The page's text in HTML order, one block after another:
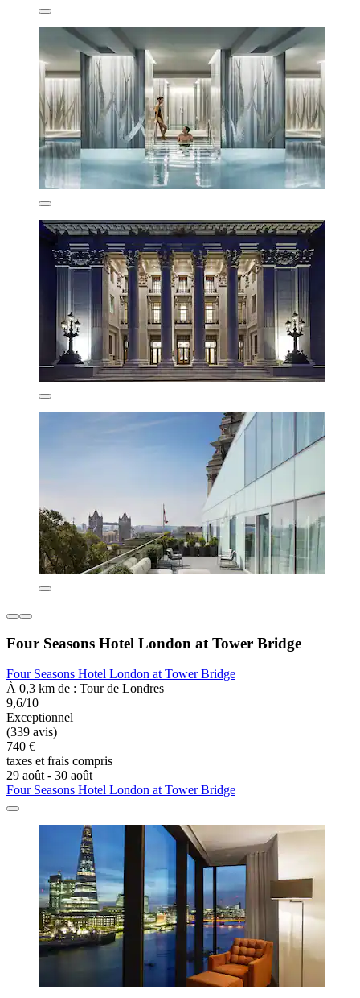
Four Seasons Hotel London at Tower Bridge
Four Seasons Hotel London at Tower Bridge
À 0,3 km de : Tour de Londres
9,6/10
Exceptionnel
(339 avis)
740 €
taxes et frais compris
29 août - 30 août
Four Seasons Hotel London at Tower Bridge